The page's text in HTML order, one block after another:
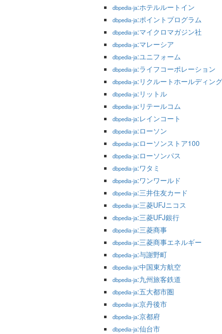
dbpedia-ja:ホテルルートイン
dbpedia-ja:ポイントプログラム
dbpedia-ja:マイクロマガジン社
dbpedia-ja:マレーシア
dbpedia-ja:ユニフォーム
dbpedia-ja:ライフコーポレーション
dbpedia-ja:リクルートホールディン
dbpedia-ja:リットル
dbpedia-ja:リテールコム
dbpedia-ja:レインコート
dbpedia-ja:ローソン
dbpedia-ja:ローソンストア100
dbpedia-ja:ローソンパス
dbpedia-ja:ワタミ
dbpedia-ja:ワンワールド
dbpedia-ja:三井住友カード
dbpedia-ja:三菱UFJニコス
dbpedia-ja:三菱UFJ銀行
dbpedia-ja:三菱商事
dbpedia-ja:三菱商事エネルギー
dbpedia-ja:与謝野町
dbpedia-ja:中国東方航空
dbpedia-ja:九州旅客鉄道
dbpedia-ja:五大都市圏
dbpedia-ja:京丹後市
dbpedia-ja:京都府
dbpedia-ja:仙台市